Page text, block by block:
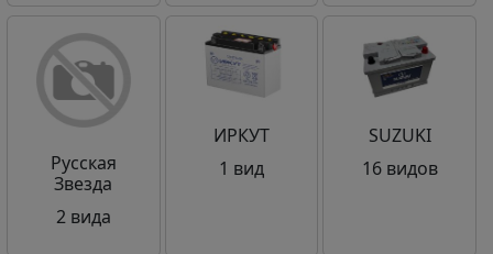
Русская
Звезда
2 вида
ИРКУТ
1 вид
SUZUKI
16 видов